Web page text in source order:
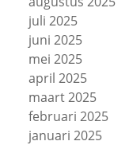
juli 2025
juni 2025
mei 2025
april 2025
maart 2025
februari 2025
januari 2025